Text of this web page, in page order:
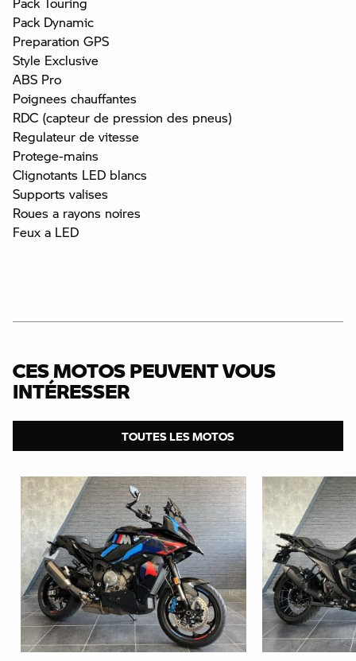
Pack Dynamic
Preparation GPS
Style Exclusive
ABS Pro
Poignees chauffantes
RDC (capteur de pression des pneus)
Regulateur de vitesse
Protege-mains
Clignotants LED blancs
Supports valises
Roues a rayons noires
Feux a LED
CES MOTOS PEUVENT VOUS
INTÉRESSER
TOUTES LES MOTOS